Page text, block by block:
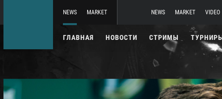
NEWS MARKET NEWS MARKET VIDEO
ГЛАВНАЯ НОВОСТИ СТРИМЫ